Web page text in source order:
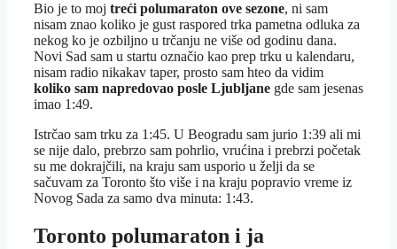
Bio je to moj treći polumaraton ove sezone, ni sam
nisam znao koliko je gust raspored trka pametna odluka za
nekog ko je ozbiljno u trčanju ne više od godinu dana.
Novi Sad sam u startu označio kao prep trku u kalendaru,
nisam radio nikakav taper, prosto sam hteo da vidim
koliko sam napredovao posle Ljubljane gde sam jesenas
imao 1:49.
Istrčao sam trku za 1:45. U Beogradu sam jurio 1:39 ali mi
se nije dalo, prebrzo sam pohrlio, vrućina i prebrzi početak
su me dokrajčili, na kraju sam usporio u želji da se
sačuvam za Toronto što više i na kraju popravio vreme iz
Novog Sada za samo dva minuta: 1:43.
Toronto polumaraton i ja